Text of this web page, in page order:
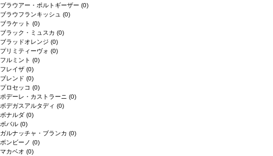
ブラウアー・ポルトギーザー (0)
ブラウフランキッシュ (0)
ブラケット (0)
ブラック・ミュスカ (0)
ブラッドオレンジ (0)
プリミティーヴォ (0)
フルミント (0)
フレイザ (0)
ブレンド (0)
プロセッコ (0)
ポデーレ・カストラーニ (0)
ボデガスアルタディ (0)
ボナルダ (0)
ボバル (0)
ガルナッチャ・ブランカ (0)
ボンビーノ (0)
マカベオ (0)